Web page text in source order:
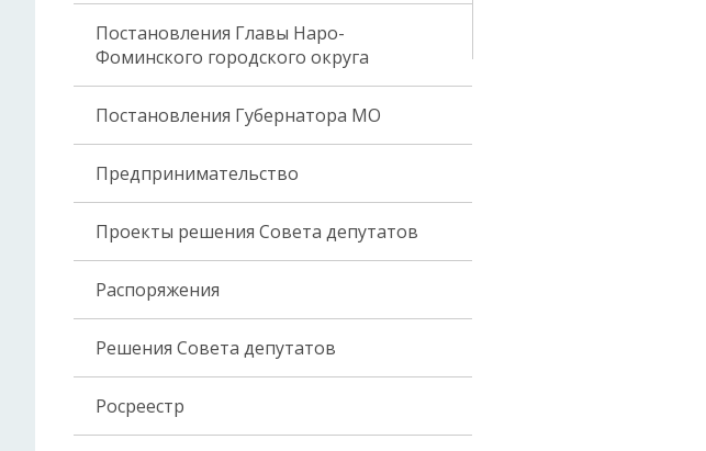
Постановления Главы Наро-
Фоминского городского округа
Постановления Губернатора МО
Предпринимательство
Проекты решения Совета депутатов
Распоряжения
Решения Совета депутатов
Росреестр